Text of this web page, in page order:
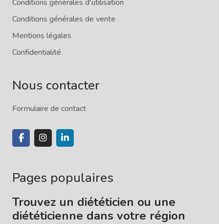
Conditions générales d'utilisation
Conditions générales de vente
Mentions légales
Confidentialité
Nous contacter
Formulaire de contact
Pages populaires
Trouvez un diététicien ou une
diététicienne dans votre région